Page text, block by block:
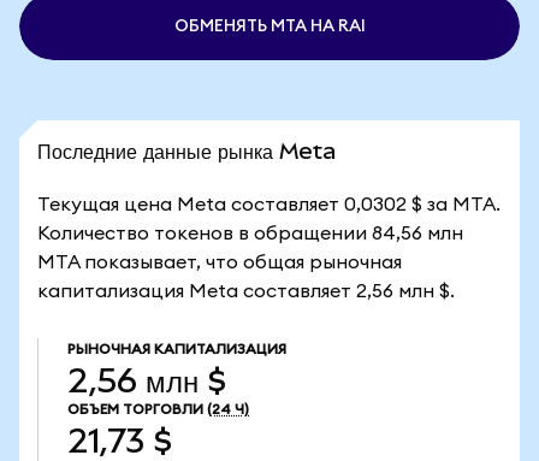
ОБМЕНЯТЬ MTA НА RAI
Последние данные рынка Meta
Текущая цена Meta составляет 0,0302 $ за MTA.
Количество токенов в обращении 84,56 млн
MTA показывает, что общая рыночная
капитализация Meta составляет 2,56 млн $.
РЫНОЧНАЯ КАПИТАЛИЗАЦИЯ
2,56 млн $
ОБЪЕМ ТОРГОВЛИ (24 Ч)
21,73 $